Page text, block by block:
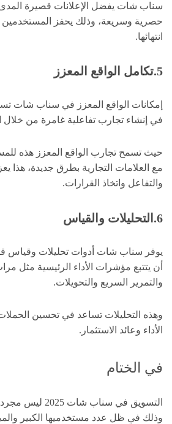
سناب شات يفضل الإعلانات قصيرة
حصرية وسريعة، وذلك يحفز المستخدمين
انتهائها.
5.تكامل الواقع المعزز
إمكانات الواقع المعزز في سناب شات
في إنشاء تجارب تفاعلية غامرة من خلال
حيث تسمح تجارب الواقع المعزز هذه
مع العلامات التجارية بطرق جديدة، هذا
والتفاعل واتخاذ القرارات.
6.التحليلات والقياس
يوفر سناب شات أدوات تحليلات وقياس
أن يتتبع مؤشرات الأداء الرئيسية مثل
والتمرير السريع والتحويلات.
وهذه التحليلات تساعد في تحسين
الأداء وعائد الاستثمار.
في الختام
التسويق في سناب
وذلك في ظل عدد مستخدميها الكبير